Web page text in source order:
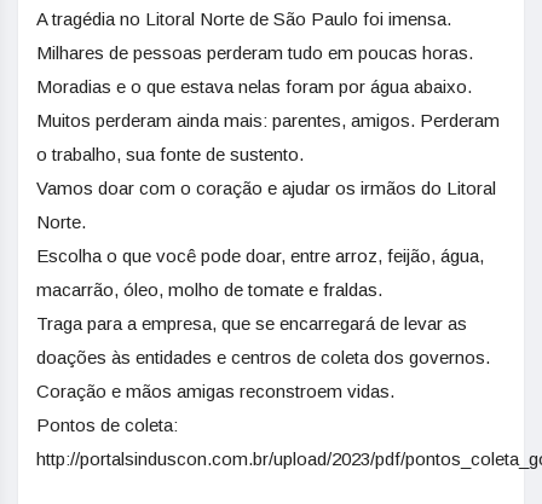
A tragédia no Litoral Norte de São Paulo foi imensa.
Milhares de pessoas perderam tudo em poucas horas.
Moradias e o que estava nelas foram por água abaixo.
Muitos perderam ainda mais: parentes, amigos. Perderam
o trabalho, sua fonte de sustento.
Vamos doar com o coração e ajudar os irmãos do Litoral
Norte.
Escolha o que você pode doar, entre arroz, feijão, água,
macarrão, óleo, molho de tomate e fraldas.
Traga para a empresa, que se encarregará de levar as
doações às entidades e centros de coleta dos governos.
Coração e mãos amigas reconstroem vidas.
Pontos de coleta:
http://portalsinduscon.com.br/upload/2023/pdf/